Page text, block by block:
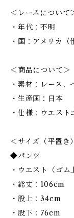
＜レースについて
・年代：不明
・国：アメリカ（
＜商品について＞
・素材：レース
・生産国：日本
・仕様：ウエス
＜サイズ（平置き
◆パンツ
・ウエスト（ゴ
・総丈：106cm
・股上：34cm
・股下：76cm